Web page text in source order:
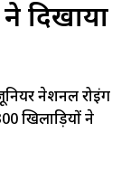
दिखाया
नेशनल रोइंग
खिलाड़ियों ने